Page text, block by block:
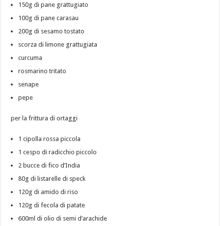
150g di pane grattugiato
100g di pane carasau
200g di sesamo tostato
scorza di limone grattugiata
curcuma
rosmarino tritato
senape
pepe
per la frittura di ortaggi
1 cipolla rossa piccola
1 cespo di radicchio piccolo
2 bucce di fico d’India
80g di listarelle di speck
120g di amido di riso
120g di fecola di patate
600ml di olio di semi d’arachide